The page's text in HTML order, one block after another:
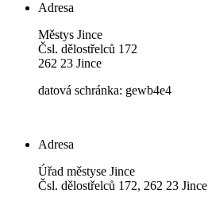
Adresa
Městys Jince
Čsl. dělostřelců 172
262 23 Jince
datová schránka: gewb4e4
Adresa
Úřad městyse Jince
Čsl. dělostřelců 172, 262 23 Jince